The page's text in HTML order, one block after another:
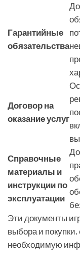
Гарантийные
обязательства
Договор на
оказание услуг
Справочные
материалы и
инструкции по
эксплуатации
Эти документы
выбора и
необходимую